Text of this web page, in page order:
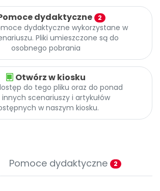
dydaktyczne 2
dydaktyczne wykorzystane w
Pliki umieszczone są do
osobnego pobrania
Otwórz w kiosku
do tego pliku oraz do ponad
scenariuszy i artykułów
w naszym kiosku.
Pomoce dydaktyczne 2